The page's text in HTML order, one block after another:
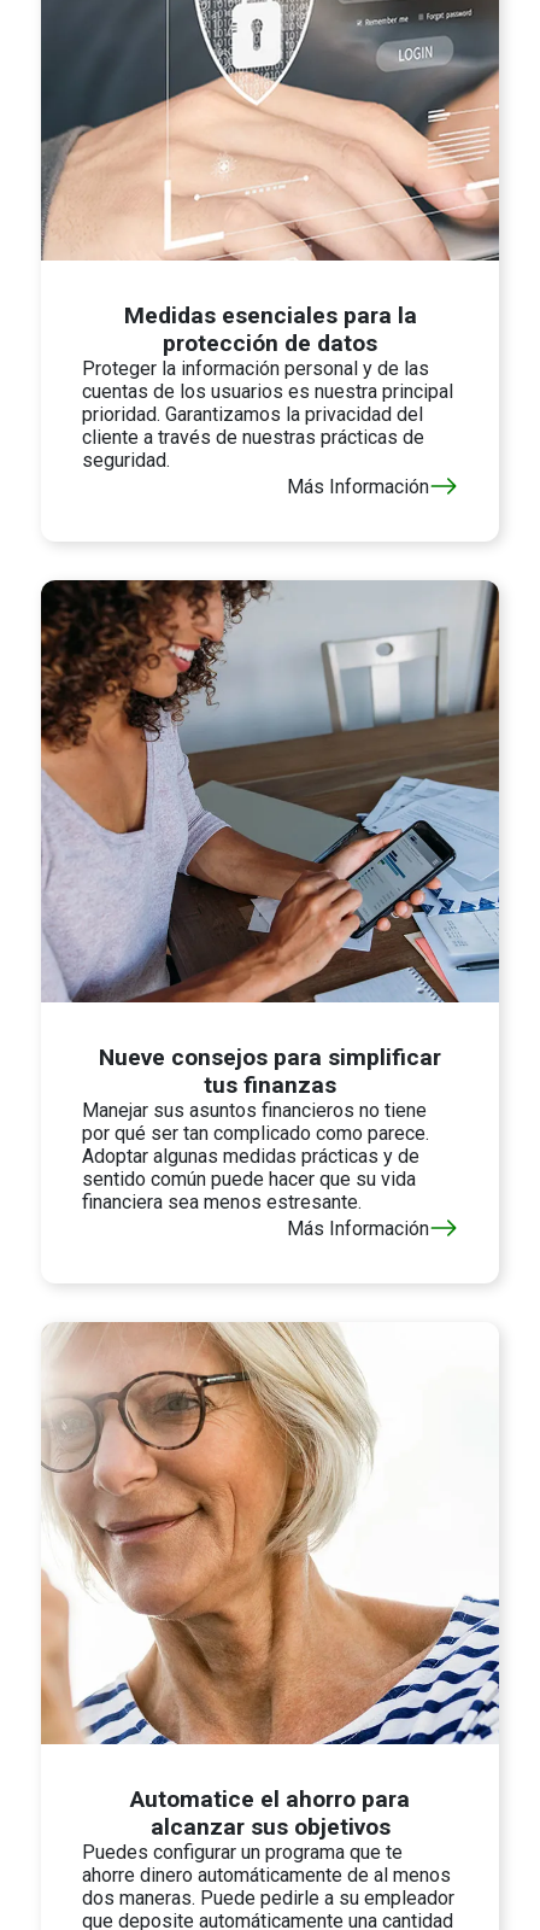
Medidas esenciales para la
protección de datos
Proteger la información personal y de las
cuentas de los usuarios es nuestra principal
prioridad. Garantizamos la privacidad del
cliente a través de nuestras prácticas de
seguridad.
Más Información
Nueve consejos para simplificar
tus finanzas
Manejar sus asuntos financieros no tiene
por qué ser tan complicado como parece.
Adoptar algunas medidas prácticas y de
sentido común puede hacer que su vida
financiera sea menos estresante.
Más Información
Automatice el ahorro para
alcanzar sus objetivos
Puedes configurar un programa que te
ahorre dinero automáticamente de al menos
dos maneras. Puede pedirle a su empleador
que deposite automáticamente una cantidad